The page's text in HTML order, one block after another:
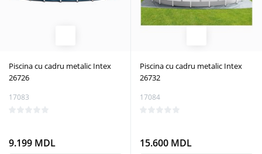
Piscina cu cadru metalic Intex
26726
17083
9.199 MDL
Piscina cu cadru metalic Intex
26732
17084
15.600 MDL